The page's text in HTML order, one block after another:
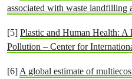
associated with waste landfilling
[5] Plastic and Human Health:
Pollution – Center for
[6]A global estimate of